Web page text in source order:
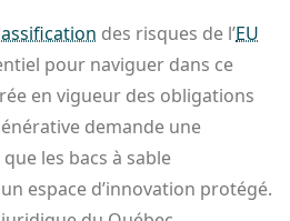
des risques de l’EU
pour naviguer dans ce
en vigueur des obligations
demande une
les bacs à sable
espace d’innovation protégé.